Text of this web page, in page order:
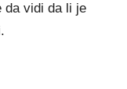
da vidi da li je